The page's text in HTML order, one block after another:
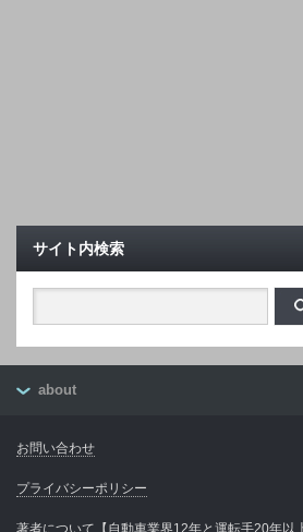
サイト内検索
about
お問い合わせ
プライバシーポリシー
著者について【自動車業界12年と運転手20年以